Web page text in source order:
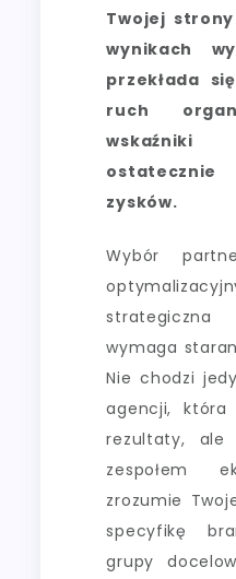
Twojej
wynikach
przekłada
ruch
zysków.
Wybór
wymaga
Nie chodzi
agencji, która
rezultaty, ale
zespołem
zrozumie
specyfikę
grupy